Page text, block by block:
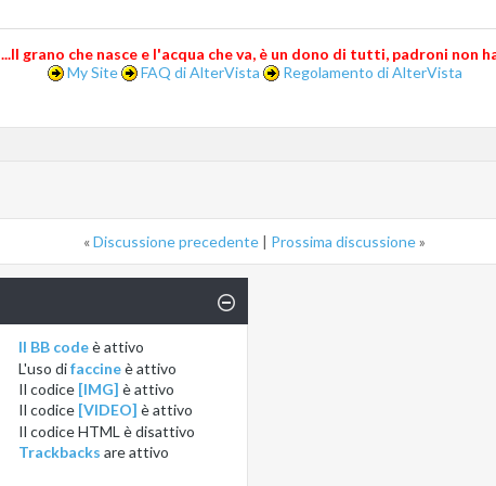
...Il grano che nasce e l'acqua che va, è un dono di tutti, padroni non
My Site
FAQ di AlterVista Regolamento di AlterVista
«Discussione precedente | Prossima discussione»
Il BB codeèattivo
L'uso difaccineèattivo
Il codice [IMG] èattivo
Il codice [VIDEO] èattivo
Il codice HTML èdisattivo
Trackbacks areattivo